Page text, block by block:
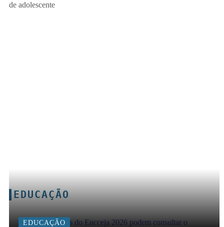
de adolescente
EDUCAÇÃO
EDUCAÇÃO